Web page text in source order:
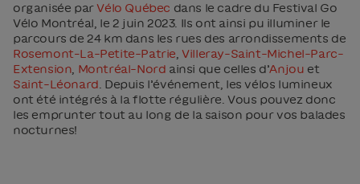
organisée parVélo Québec dans le cadre du Festival Go
Vélo Montréal, le 2 juin 2023. Ils ont ainsi pu illuminer le
parcours de 24 km dans les rues des arrondissements de
Rosemont–La-Petite-Patrie ,Villeray-Saint-Michel-Parc-
Extension Montréal-Nord ainsi que celles d’Anjou et
Saint-Léonard . Depuis l’événement, les vélos lumineux
ont été intégrés à la flotte régulière. Vous pouvez donc
les emprunter tout au long de la saison pour vos balades
nocturnes!